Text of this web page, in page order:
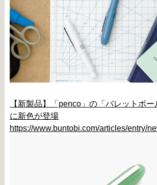
【新製品】「penco」の「バレットボー
に新色が登場
https://www.buntobi.com/articles/entry/